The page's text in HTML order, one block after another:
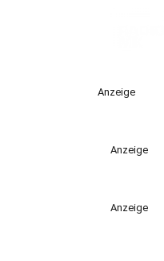
Anzeige
Anzeige
Anzeige